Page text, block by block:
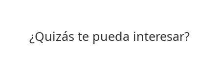
¿Quizás te pueda interesar?